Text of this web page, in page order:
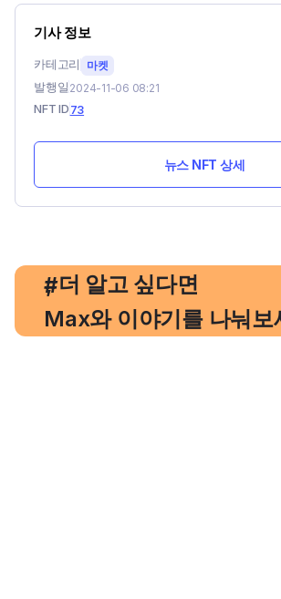
기사 정보
카테고리 마켓
발행일 2024-11-06 08:21
NFT ID 73
뉴스 NFT 상세
#
, 더 알고 싶다면
Max와 이야기를 나눠보